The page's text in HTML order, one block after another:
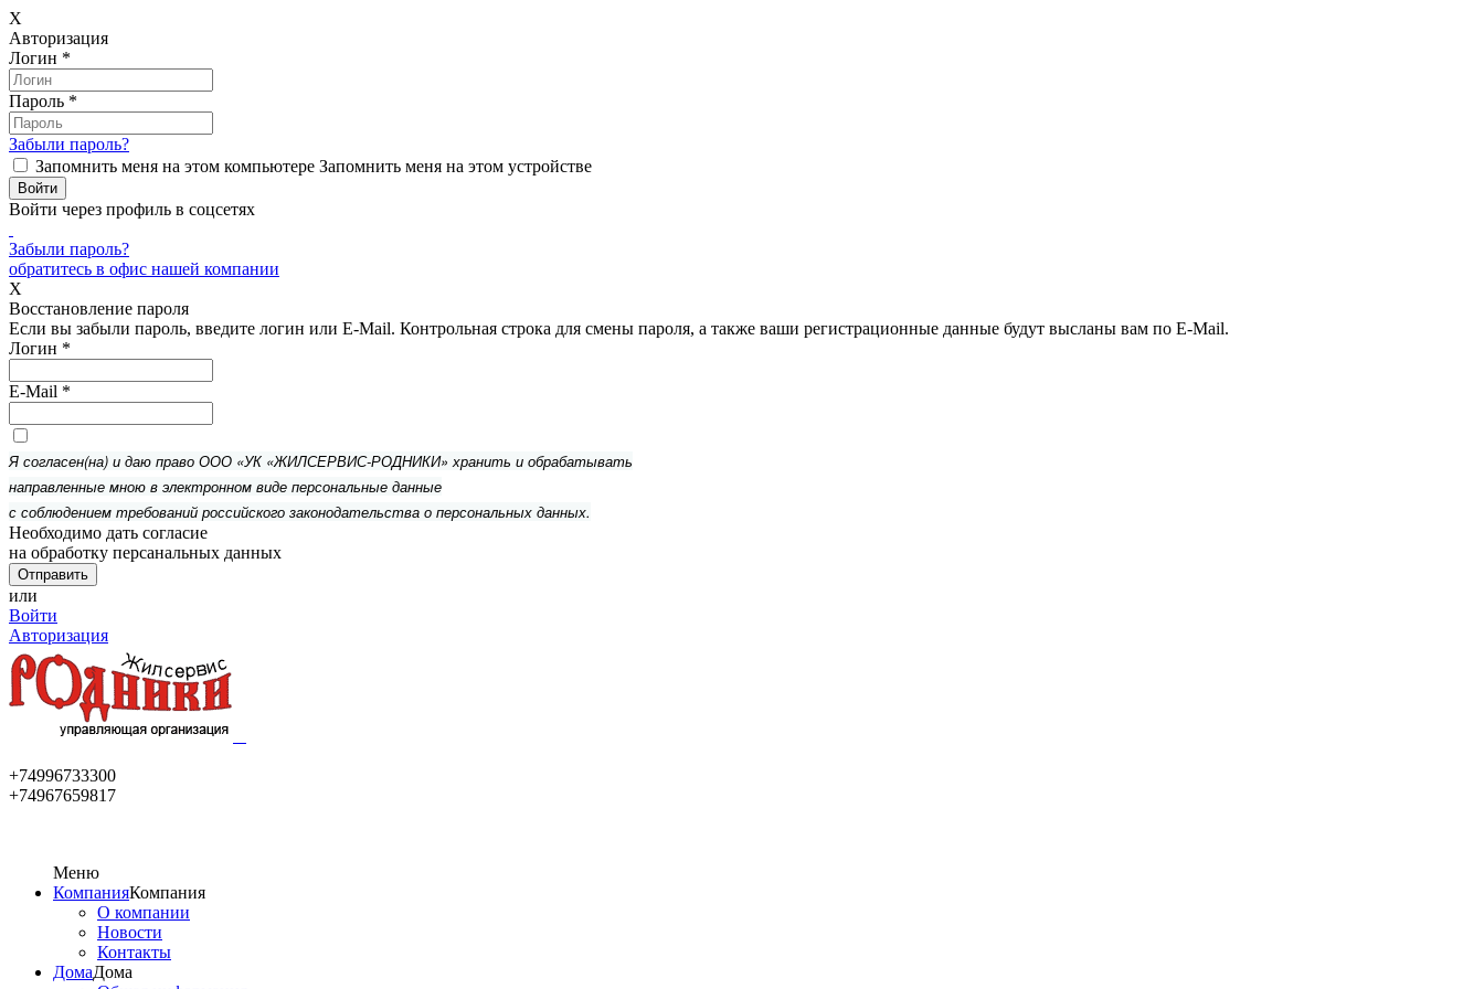
X
Авторизация
Логин *
Пароль *
Забыли пароль?
Запомнить меня на этом компьютере Запомнить меня на этом устройстве
Войти через профиль в соцсетях
Забыли пароль?
обратитесь в офис нашей компании
X
Восстановление пароля
Если вы забыли пароль, введите логин или E-Mail. Контрольная строка для смены пароля, а также ваши регистрационные данные будут высланы вам по E-Mail.
Логин *
E-Mail *
Я согласен(на) и даю право ООО «УК «ЖИЛСЕРВИС-РОДНИКИ» хранить и обрабатывать
направленные мною в электронном виде персональные данные
с соблюдением требований российского законодательства о персональных данных.
Необходимо дать согласие
на обработку персанальных данных
или
Войти
Авторизация
+74996733300
+74967659817
Меню
КомпанияКомпания
О компании
Новости
Контакты
ДомаДома